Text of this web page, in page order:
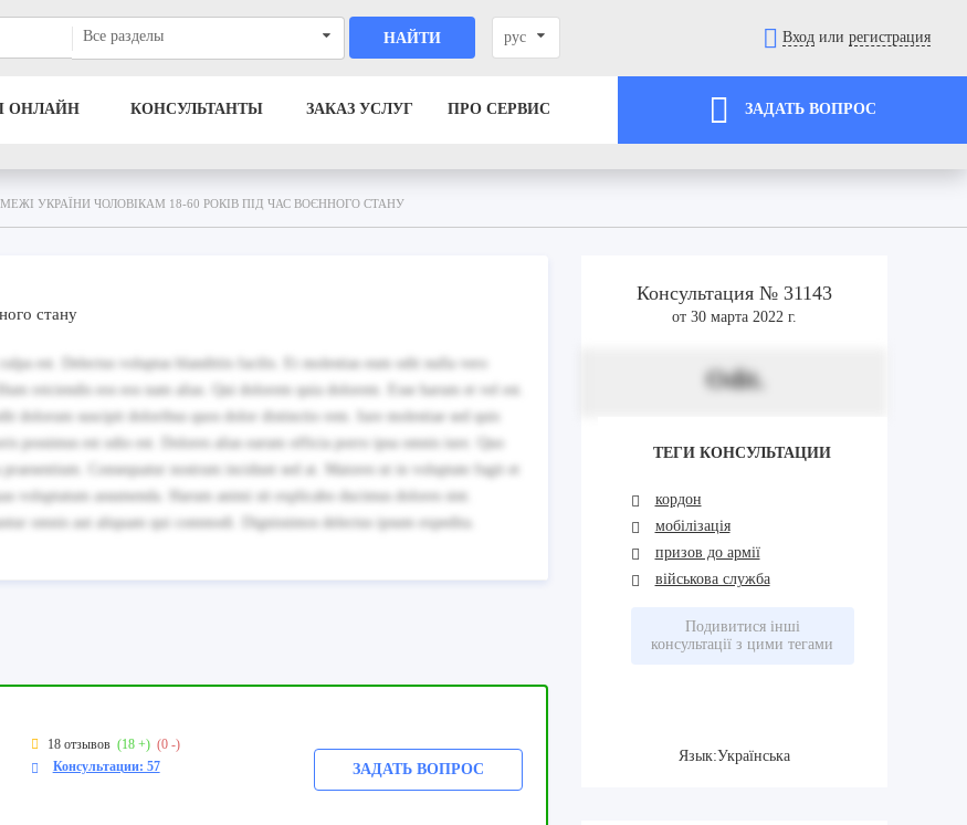
Все разделы НАЙТИ рус Вход или регистрация
ОНЛАЙН КОНСУЛЬТАНТЫ ЗАКАЗ УСЛУГ ПРО СЕРВИС ЗАДАТЬ ВОПРОС
МЕЖІ УКРАЇНИ ЧОЛОВІКАМ 18-60 РОКІВ ПІД ЧАС ВОЄННОГО СТАНУ
стану
est. Delectus voluptas blanditiis facilis. Et molestias eum odit nulla vero
reiciendis eos eos nam alias. Qui dolorem quia dolorem. Esse harum et vel est.
dolorum suscipit doloribus quos dolor distinctio rem. Iure molestiae sed quis
possimus est odio est. Dolores alias earum officia porro ipsa omnis iure. Quo
Consequatur nostrum incidunt sed at. Maiores ut in voluptate fugit et
voluptatum assumenda. Harum animi sit explicabo ducimus dolores sint.
omnis aut aliquam qui commodi. Dignissimos delectus ipsum expedita.
18 отзывов (18 +) (0 -)
Консультации: 57
ЗАДАТЬ ВОПРОС
Консультация № 31143
от 30 марта 2022 г.
Odit.
ТЕГИ КОНСУЛЬТАЦИИ
кордон
мобілізація
призов до армії
військова служба
Подивитися інші
консультації з цими тегами
Язык:Українська